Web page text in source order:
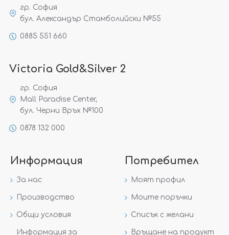
гр. София
бул. Александър Стамболийски №55
0885 551 660
Victoria Gold&Silver 2
гр. София
Mall Paradise Center,
бул. Черни Връх №100
0878 132 000
Информация
За нас
Производство
Общи условия
Информация за
Потребител
Моят профил
Моите поръчки
Списък с желани
Връщане на продукт